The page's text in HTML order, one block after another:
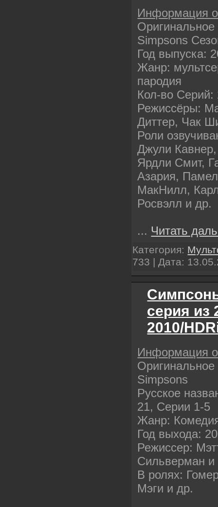
Информация
Simpsons
Год выпуска:
Жанр:
пародия
Кол-во Серий:
Режиссёры:
Диттер, Чак
Роли
Джули
Ярдли Смит,
Азария,
МакНилл,
Росвэлл и др.
... Читать
Категория:
733 | Дата:
серия из
2010/
Информация
Simpsons
Русское
21, Серии 1-5
Жанр:
Год выхода:
Режиссер:
Сильверман и
В ролях:
Мэги и др.